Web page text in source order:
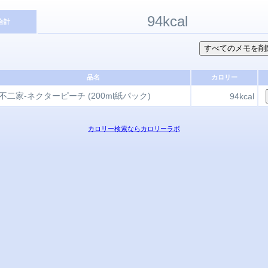
計 94kcal
品名 カロリー
二家-ネクターピーチ (200ml紙パック) 94kcal
カロリー検索ならカロリーラボ